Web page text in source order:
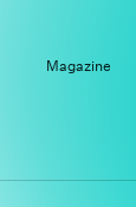
Magazine